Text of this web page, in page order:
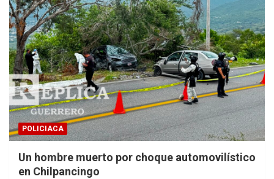
POLICIACA
Un hombre muerto por choque automovilístico
en Chilpancingo